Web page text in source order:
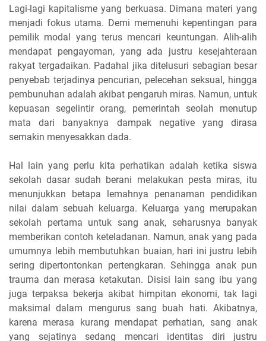
Lagi-lagi kapitalisme yang berkuasa. Dimana materi yang
menjadi fokus utama. Demi memenuhi kepentingan para
pemilik modal yang terus mencari keuntungan. Alih-alih
mendapat pengayoman, yang ada justru kesejahteraan
rakyat tergadaikan. Padahal jika ditelusuri sebagian besar
penyebab terjadinya pencurian, pelecehan seksual, hingga
pembunuhan adalah akibat pengaruh miras. Namun, untuk
kepuasan segelintir orang, pemerintah seolah menutup
mata dari banyaknya dampak negative yang dirasa
semakin menyesakkan dada.
Hal lain yang perlu kita perhatikan adalah ketika siswa
sekolah dasar sudah berani melakukan pesta miras, itu
menunjukkan betapa lemahnya penanaman pendidikan
nilai dalam sebuah keluarga. Keluarga yang merupakan
sekolah pertama untuk sang anak, seharusnya banyak
memberikan contoh keteladanan. Namun, anak yang pada
umumnya lebih membutuhkan buaian, hari ini justru lebih
sering dipertontonkan pertengkaran. Sehingga anak pun
trauma dan merasa ketakutan. Disisi lain sang ibu yang
juga terpaksa bekerja akibat himpitan ekonomi, tak lagi
maksimal dalam mengurus sang buah hati. Akibatnya,
karena merasa kurang mendapat perhatian, sang anak
yang sejatinya sedang mencari identitas diri justru